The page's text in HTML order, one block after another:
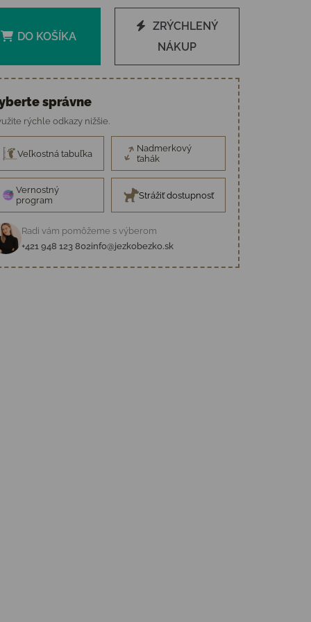
DO KOŠÍKA
ZRÝCHLENÝ
NÁKUP
správne
rýchle odkazy nižšie.
Veľkostná tabuľka
Nadmerkový
ťahák
Vernostný
program
Strážiť dostupnosť
Radi vám pomôžeme s výberom
+421 948 123 802info@jezkobezko.sk